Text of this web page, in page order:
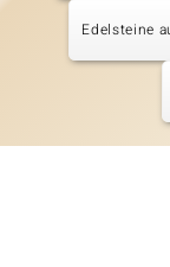
Edelsteine